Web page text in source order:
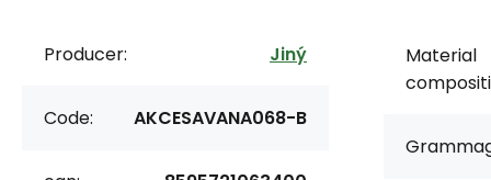
Producer: Jiný
Code: AKCESAVANA068-B
Material